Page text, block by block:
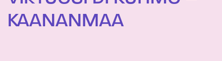
KAANANMAA